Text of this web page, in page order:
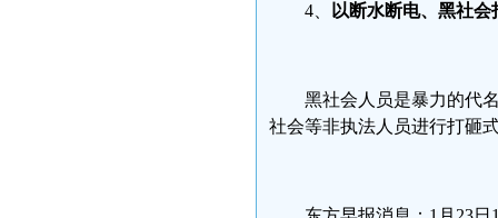
4、 以断水断电、黑社
黑社会人员是暴力的代
社会等非执法人员进行打砸